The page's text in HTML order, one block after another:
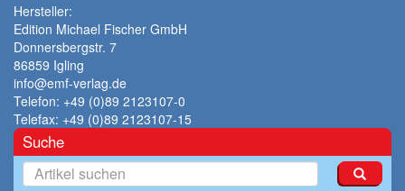
Hersteller:
Edition Michael Fischer GmbH
Donnersbergstr. 7
86859 Igling
info@emf-verlag.de
Telefon: +49 (0)89 2123107-0
Telefax: +49 (0)89 2123107-15
Suche